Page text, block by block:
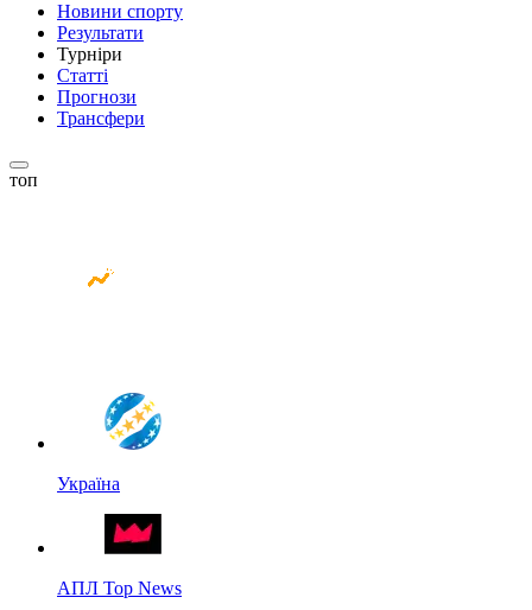
Новини спорту
Результати
Турніри
Статті
Прогнози
Трансфери
топ
Україна
АПЛ Top News